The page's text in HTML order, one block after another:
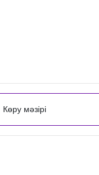
Көру мәзірі